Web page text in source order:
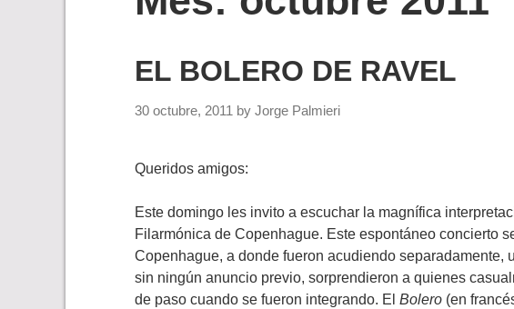
EL BOLERO DE RAVEL
30 octubre, 2011 by Jorge Palmieri
Queridos amigos:
Este domingo les invito a escuchar la magnífica
Filarmónica de Copenhague. Este espontáneo concierto
Copenhague, a donde fueron acudiendo separadamente,
sin ningún anuncio previo, sorprendieron a quienes
de paso cuando se fueron integrando. El Bolero (en